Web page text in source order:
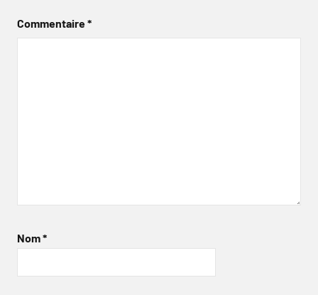
Commentaire*
Nom*